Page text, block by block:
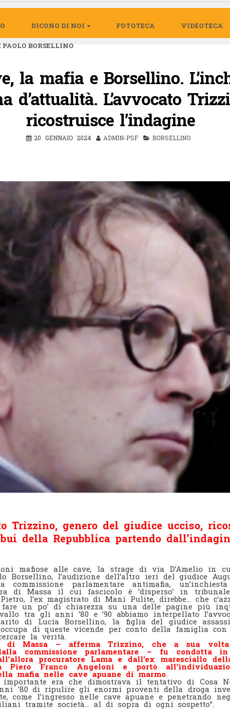
DICONO DI NOI FOTOTECA VIDEOTECA
BORSELLINO
la mafia e Borsellino.
d’attualità. L’avvocato
ricostruisce l’indagine
20 GENNAIO 2024 ADMIN-PSF BORSELLINO
Trizzino, genero del giudice ucciso,
della Repubblica partendo
mafiose alle cave, la strage di via D’Amelio in
Borsellino, l’audizione dell’altro ieri del giudice
commissione parlamentare antimafia,
di Massa il cui fascicolo è ’disperso’ in
l’ex magistrato di Mani Pulite, direbbe… che
fare un po’ di chiarezza su una delle pagine più
tra gli anni ’80 e ’90 abbiamo interpellato
di Lucia Borsellino, la figlia del giudice
di queste vicende per conto della famiglia
la verità.
di Massa – afferma Trizzino, che a sua
commissione parlamentare – fu condotta
procuratore Lama e dall’ex maresciallo
Piero Franco Angeloni e portò
mafia nelle cave apuane di marmo.
era che dimostrava il tentativo di Cosa
’80 di ripulire gli enormi proventi della droga
come l’ingresso nelle cave apuane e penetrando
tramite società… al di sopra di ogni sospetto”.